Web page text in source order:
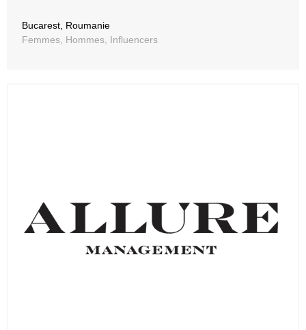
Bucarest, Roumanie
Femmes, Hommes, Influencers